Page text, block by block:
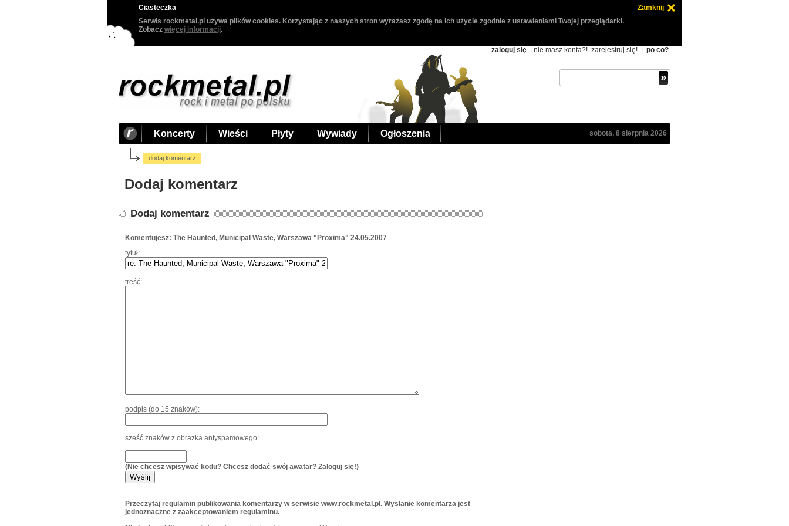
Ciasteczka
Zamknij
Serwis rockmetal.pl używa plików cookies. Korzystając z naszych stron wyrażasz zgodę na ich użycie zgodnie z ustawieniami Twojej przeglądarki.
Zobacz więcej informacji.
zaloguj się | nie masz konta?! zarejestruj się! po co?
Koncerty Wieści Płyty Wywiady Ogłoszenia sobota, 8 sierpnia 2026
dodaj komentarz
Dodaj komentarz
Dodaj komentarz
Komentujesz: The Haunted, Municipal Waste, Warszawa "Proxima" 24.05.2007
tytuł:
treść:
podpis (do 15 znaków):
sześć znaków z obrazka antyspamowego:
(Nie chcesz wpisywać kodu? Chcesz dodać swój awatar? Zaloguj się!)
Przeczytaj regulamin publikowania komentarzy w serwisie www.rockmetal.pl . Wysłanie komentarza jest
jednoznaczne z zaakceptowaniem regulaminu.